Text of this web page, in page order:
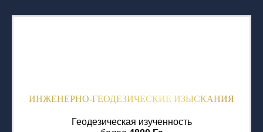
ИНЖЕНЕРНО-ГЕОДЕЗИЧЕСКИЕ ИЗЫСКАНИЯ
Геодезическая изученность